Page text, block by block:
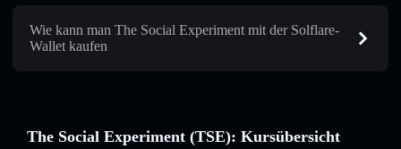
Wie kann man The Social Experiment mit der Solflare-
Wallet kaufen
The Social Experiment (TSE): Kursübersicht